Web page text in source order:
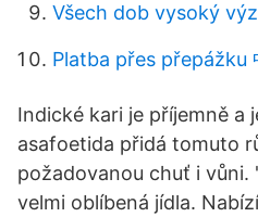
Všech dob vysoký
Platba přes přepážku
Indické kari je příjemně a
asafoetida přidá tomuto
požadovanou chuť i vůni.
velmi oblíbená jídla.